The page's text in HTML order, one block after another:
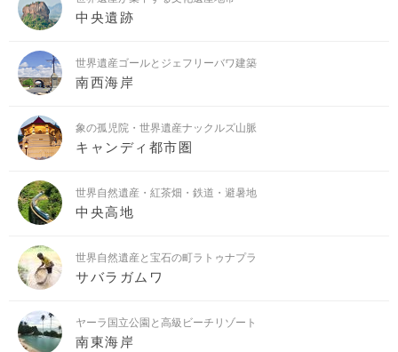
中央遺跡
世界遺産ゴールとジェフリーバワ建築
南西海岸
象の孤児院・世界遺産ナックルズ山脈
キャンディ都市圏
世界自然遺産・紅茶畑・鉄道・避暑地
中央高地
世界自然遺産と宝石の町ラトゥナプラ
サバラガムワ
ヤーラ国立公園と高級ビーチリゾート
南東海岸